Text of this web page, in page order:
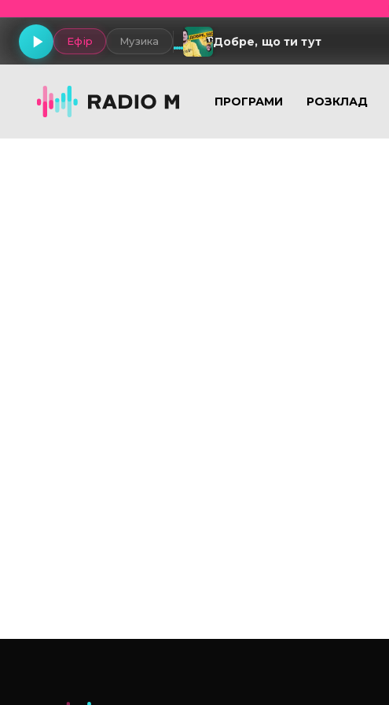
Ефір Музика Добре, що ти тут
ПРОГРАМИ РОЗКЛАД